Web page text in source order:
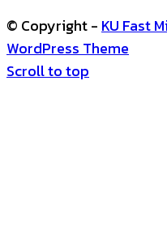
© Copyright - KU Fast
WordPress Theme
Scroll to top